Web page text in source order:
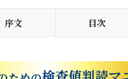
序文 目次